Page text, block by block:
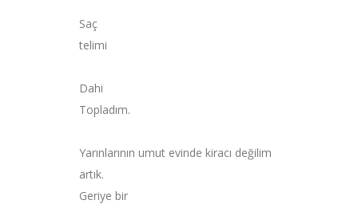
Saç
telimi
Dahi
Topladım.
Yarınlarının umut evinde kiracı değilim
artık.
Geriye bir